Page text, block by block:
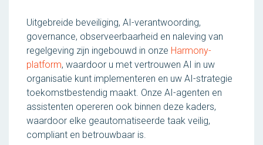
Uitgebreide beveiliging, AI-verantwoording,
governance, observeerbaarheid en naleving van
regelgeving zijn ingebouwd in onze Harmony-
platform, waardoor u met vertrouwen AI in uw
organisatie kunt implementeren en uw AI-strategie
toekomstbestendig maakt. Onze AI-agenten en
assistenten opereren ook binnen deze kaders,
waardoor elke geautomatiseerde taak veilig,
compliant en betrouwbaar is.